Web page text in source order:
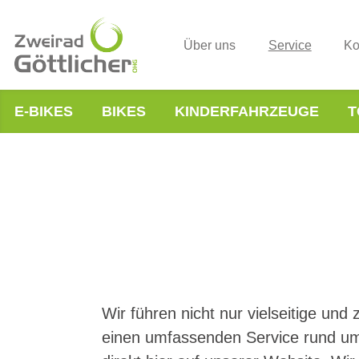
Über uns Service
E-BIKES BIKES KINDERFAHRZEUGE
Wir führen nicht nur vielseitige und
einen umfassenden Service rund